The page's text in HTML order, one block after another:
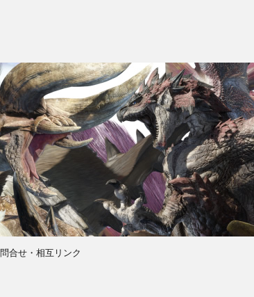
問合せ・相互リンク